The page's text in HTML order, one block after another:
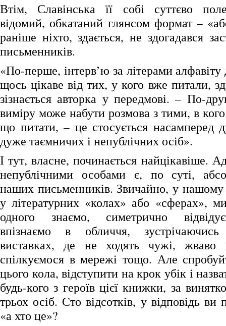
Втім, Славінська її собі суттєво
відомий, обкатаний глянсом формат –
раніше ніхто, здається, не здогадався
письменників.
«По-перше, інтерв’ю за літерами
щось цікаве від тих, у кого вже питали,
зізнається авторка у передмові. – По-
виміру може набути розмова з тими, в
що питати, – це стосується насамперед
дуже таємничих і непублічних осіб».
І тут, власне, починається найцікавіше.
непублічними особами є, по суті,
наших письменників. Звичайно, у нашому
у літературних «колах» або «сферах»,
одного знаємо, симетрично
впізнаємо в обличчя,
виставках, де не ходять чужі, жваво
спілкуємося в мережі тощо. Але
цього кола, відступити на крок убік і
будь-кого з героїв цієї книжки, за
трьох осіб. Сто відсотків, у відповідь ви
«а хто це»?